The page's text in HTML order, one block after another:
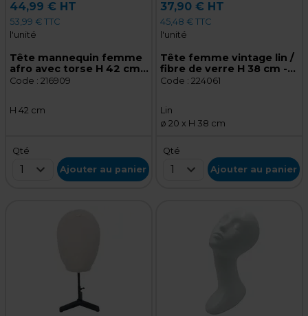
44,99 € HT
53,99 € TTC
l'unité
Tête mannequin femme
afro avec torse H 42 cm
Fibre de verre - Tête
Code : 216909
H 42 cm
Qté
1 Ajouter au panier
37,90 € HT
45,48 € TTC
l'unité
Tête femme vintage lin /
fibre de verre H 38 cm -
Lin
Code : 224061
Lin
ø 20 x H 38 cm
Qté
1 Ajouter au panier